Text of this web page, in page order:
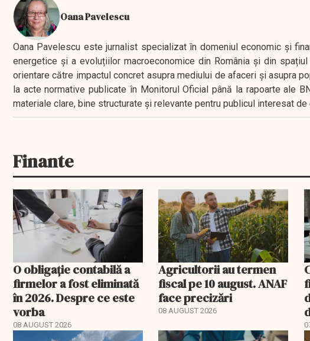
Oana Pavelescu
Oana Pavelescu este jurnalist specializat în domeniul economic și
energetice și a evoluțiilor macroeconomice din România și din
orientare către impactul concret asupra mediului de afaceri și asupra
la acte normative publicate în Monitorul Oficial până la rapoarte ale
materiale clare, bine structurate și relevante pentru publicul interesat
Finante
O obligație contabilă a
firmelor a fost eliminată
în 2026. Despre ce este
vorba
08 AUGUST 2026
Agricultorii au termen
fiscal pe 10 august. ANAF
face precizări
08 AUGUST 2026